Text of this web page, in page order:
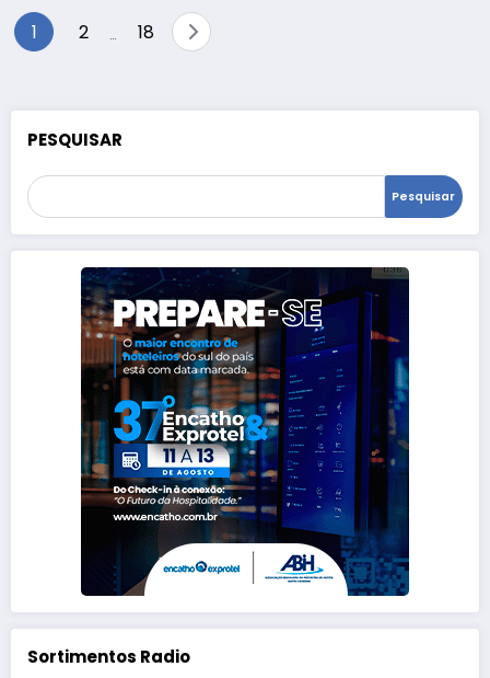
Paginação
1 2 18
PESQUISAR
Pesquisar
Sortimentos Radio